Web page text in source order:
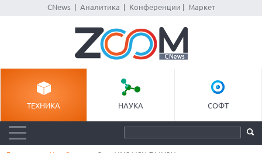
CNews| Аналитика Конференции Маркет
ТЕХНИКА НАУКА СОФТ